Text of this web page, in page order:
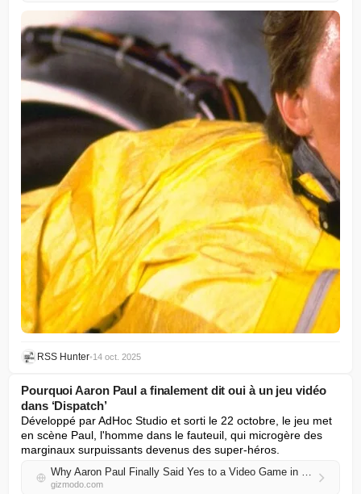
RSS Hunter•14 oct. 2025
Pourquoi Aaron Paul a finalement dit oui à un jeu vidéo
dans ‘Dispatch’
Développé par AdHoc Studio et sorti le 22 octobre, le jeu met
en scène Paul, l'homme dans le fauteuil, qui microgère des
marginaux surpuissants devenus des super-héros.
Why Aaron Paul Finally Said Yes to a Video Game in ‘Dispatch’
gizmodo.com